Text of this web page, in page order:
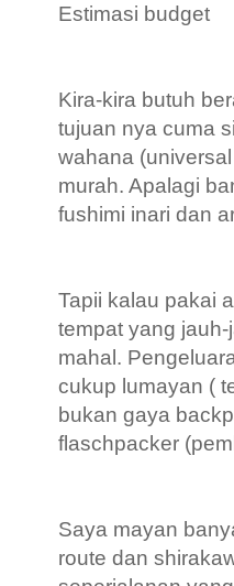
Estimasi budget
Kira-kira butuh
tujuan nya cuma
wahana
murah. Apalagi
fushimi inari dan
Tapii kalau pakai
tempat yang
mahal.
cukup lumayan (
bukan gaya
flaschpacker
Saya mayan
route dan